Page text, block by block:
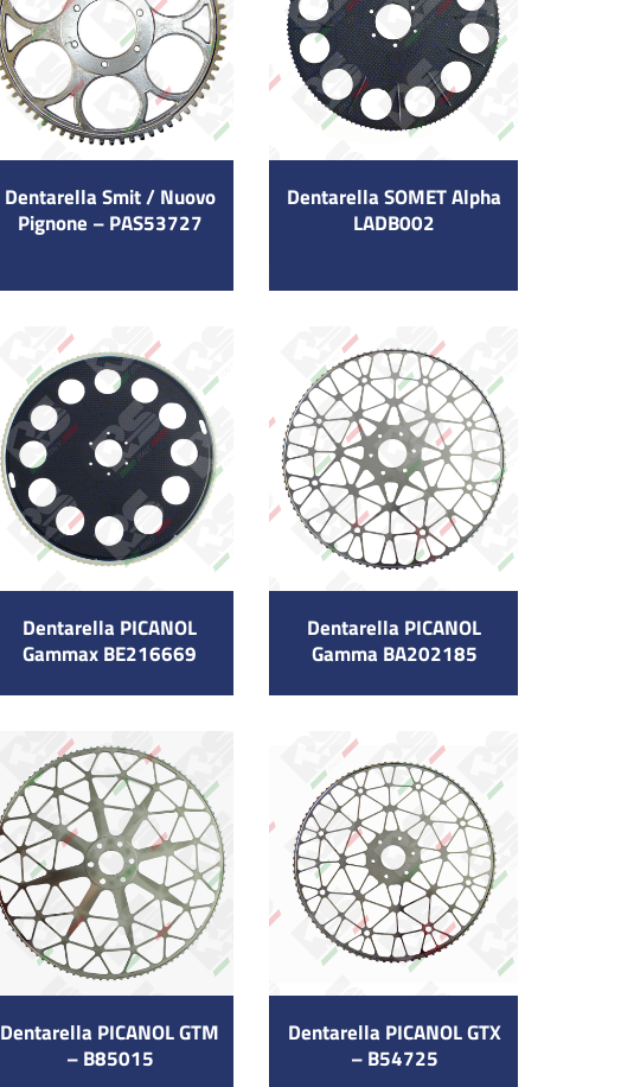
Dentarella Smit / Nuovo
Pignone – PAS53727
Dentarella SOMET Alpha
LADB002
Dentarella PICANOL
Gammax BE216669
Dentarella PICANOL
Gamma BA202185
Dentarella PICANOL GTM
– B85015
Dentarella PICANOL GTX
– B54725